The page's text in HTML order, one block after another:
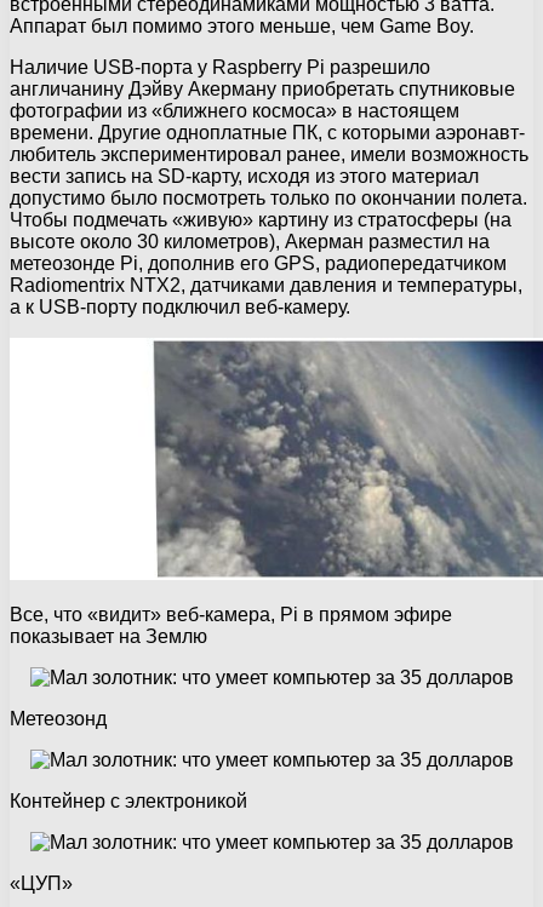
Аппарат был помимо этого меньше, чем Game Boy.
Наличие USB-порта у Raspberry Pi разрешило
англичанину Дэйву Акерману приобретать спутниковые
фотографии из «ближнего космоса» в настоящем
времени. Другие одноплатные ПК, с которыми аэронавт-
любитель экспериментировал ранее, имели возможность
вести запись на SD-карту, исходя из этого материал
допустимо было посмотреть только по окончании полета.
Чтобы подмечать «живую» картину из стратосферы (на
высоте около 30 километров), Акерман разместил на
метеозонде Pi, дополнив его GPS, радиопередатчиком
Radiomentrix NTX2, датчиками давления и температуры,
а к USB-порту подключил веб-камеру.
Все, что «видит» веб-камера, Pi в прямом эфире
показывает на Землю
Метеозонд
Контейнер с электроникой
«ЦУП»